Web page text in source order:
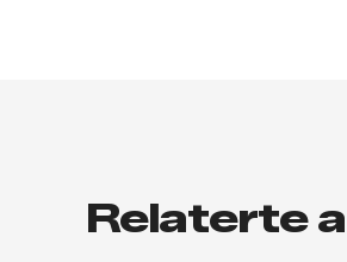
Relaterte